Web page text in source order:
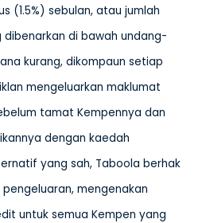
(1.5%) sebulan, atau jumlah
dibenarkan di bawah undang-
kurang, dikompaun setiap
mengeluarkan maklumat
tamat Kempennya dan
dengan kaedah
yang sah, Taboola berhak
mengenakan
untuk semua Kempen yang